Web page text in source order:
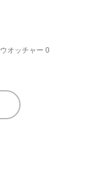
ウオッチャー 0